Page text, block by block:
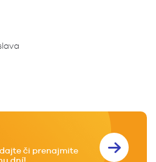
či prenajmite